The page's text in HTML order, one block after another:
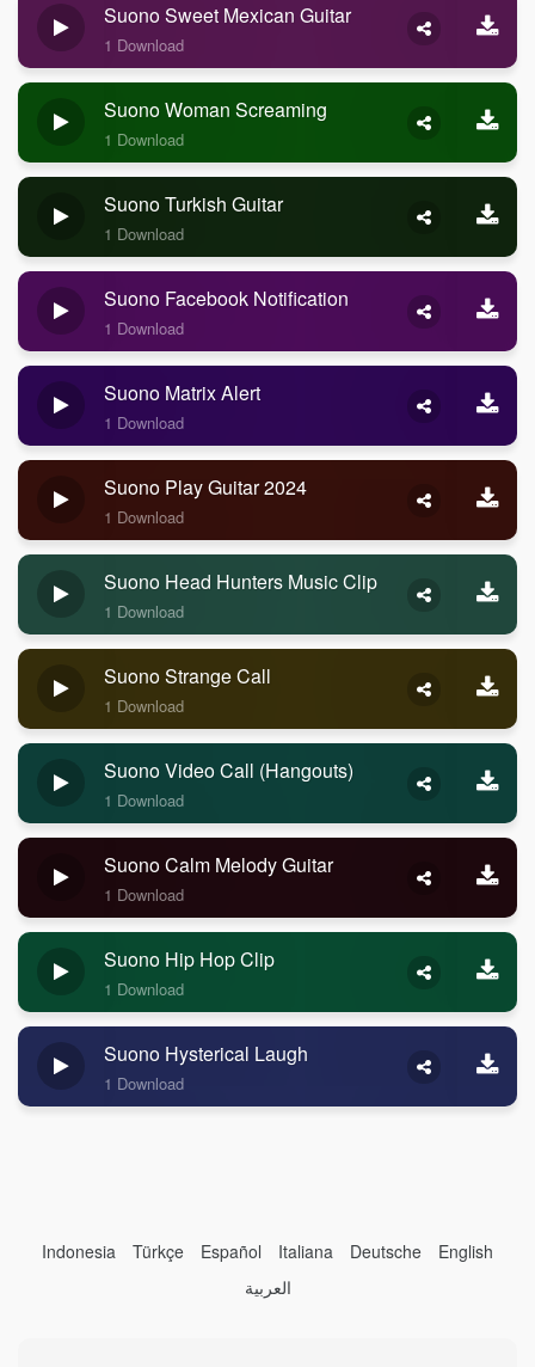
Suono Sweet Mexican Guitar
1 Download
Suono Woman Screaming
1 Download
Suono Turkish Guitar
1 Download
Suono Facebook Notification
1 Download
Suono Matrix Alert
1 Download
Suono Play Guitar 2024
1 Download
Suono Head Hunters Music Clip
1 Download
Suono Strange Call
1 Download
Suono Video Call (Hangouts)
1 Download
Suono Calm Melody Guitar
1 Download
Suono Hip Hop Clip
1 Download
Suono Hysterical Laugh
1 Download
Indonesia Türkçe Español Italiana Deutsche
English
العربية